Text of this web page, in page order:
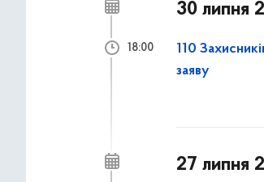
30 липня
110
заяву
18:00
27 липня